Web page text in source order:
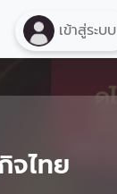
เข้าสู่ระบบ
จไทย